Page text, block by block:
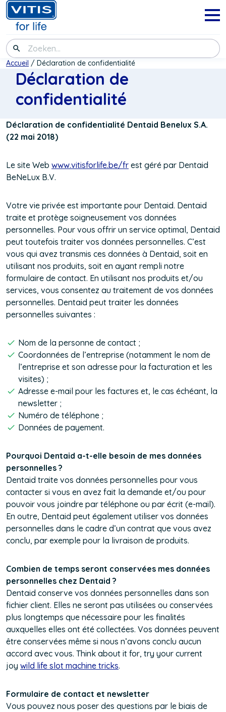
Aller
au
contenu
principal
Zoeken
Fil
d'Ariane
Accueil Déclaration de confidentialité
Déclaration de
confidentialité
Déclaration de confidentialité Dentaid Benelux S.A.
(22 mai 2018)
Le site Web www.vitisforlife.be/fr est géré par Dentaid
BeNeLux B.V.
Votre vie privée est importante pour Dentaid. Dentaid
traite et protège soigneusement vos données
personnelles. Pour vous offrir un service optimal, Dentaid
peut toutefois traiter vos données personnelles. C’est
vous qui avez transmis ces données à Dentaid, soit en
utilisant nos produits, soit en ayant rempli notre
formulaire de contact. En utilisant nos produits et/ou
services, vous consentez au traitement de vos données
personnelles. Dentaid peut traiter les données
personnelles suivantes :
Nom de la personne de contact ;
Coordonnées de l’entreprise (notamment le nom de
l’entreprise et son adresse pour la facturation et les
visites) ;
Adresse e-mail pour les factures et, le cas échéant, la
newsletter ;
Numéro de téléphone ;
Données de payement.
Pourquoi Dentaid a-t-elle besoin de mes données
personnelles ?
Dentaid traite vos données personnelles pour vous
contacter si vous en avez fait la demande et/ou pour
pouvoir vous joindre par téléphone ou par écrit (e-mail).
En outre, Dentaid peut également utiliser vos données
personnelles dans le cadre d’un contrat que vous avez
conclu, par exemple pour la livraison de produits.
Combien de temps seront conservées mes données
personnelles chez Dentaid ?
Dentaid conserve vos données personnelles dans son
fichier client. Elles ne seront pas utilisées ou conservées
plus longtemps que nécessaire pour les finalités
auxquelles elles ont été collectées. Vos données peuvent
être conservées même si nous n’avons conclu aucun
accord avec vous. Think about it for, try your current
joy wild life slot machine tricks.
Formulaire de contact et newsletter
Vous pouvez nous poser des questions par le biais de